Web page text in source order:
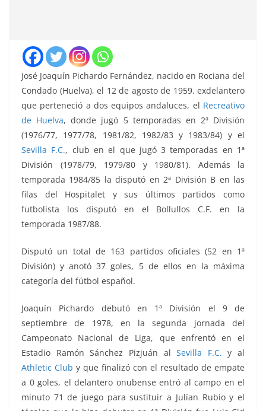
José Joaquín Pichardo Fernández, nacido en Rociana del
Condado (Huelva), el 12 de agosto de 1959, exdelantero
que perteneció a dos equipos andaluces, el Recreativo
de Huelva, donde jugó 5 temporadas en 2ª División
(1976/77, 1977/78, 1981/82, 1982/83 y 1983/84) y el
Sevilla F.C., club en el que jugó 3 temporadas en 1ª
División (1978/79, 1979/80 y 1980/81). Además la
temporada 1984/85 la disputó en 2ª División B en las
filas del Hospitalet y sus últimos partidos como
futbolista los disputó en el Bollullos C.F. en la
temporada 1987/88.
Disputó un total de 163 partidos oficiales (52 en 1ª
División) y anotó 37 goles, 5 de ellos en la máxima
categoría del fútbol español.
Joaquín Pichardo debutó en 1ª División el 9 de
septiembre de 1978, en la segunda jornada del
Campeonato Nacional de Liga, que enfrentó en el
Estadio Ramón Sánchez Pizjuán alSevilla F.C. y al
Athletic Club y que finalizó con el resultado de empate
a 0 goles, el delantero onubense entró al campo en el
minuto 71 de juego para sustituir a Julían Rubio y el